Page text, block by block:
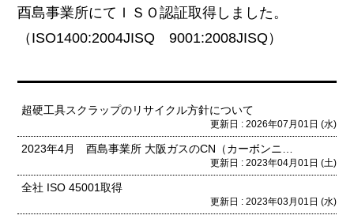
酉島事業所にてＩＳＯ認証取得しました。
（ISO1400:2004JISQ 9001:2008JISQ）
超硬工具スクラップのリサイクル方針について
更新日 : 2026年07月01日 (水)
2023年4月 酉島事業所 大阪ガスのCN（カーボンニュートラル）な都市ガス使用開始
更新日 : 2023年04月01日 (土)
全社 ISO 45001取得
更新日 : 2023年03月01日 (水)